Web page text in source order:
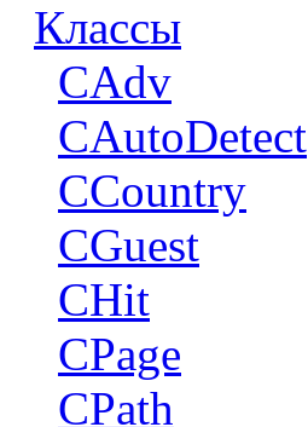
Классы
CAdv
CAutoDetect
CCountry
CGuest
CHit
CPage
CPath